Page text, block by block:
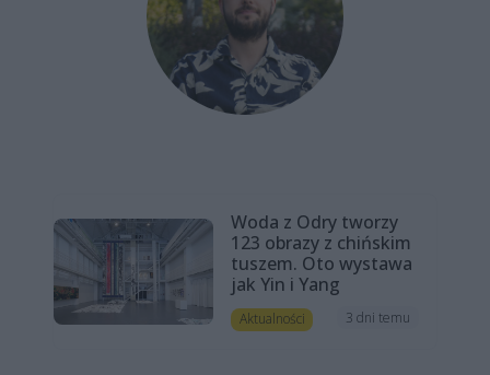
Woda z Odry tworzy
123 obrazy z chińskim
tuszem. Oto wystawa
jak Yin i Yang
Aktualności 3 dni temu